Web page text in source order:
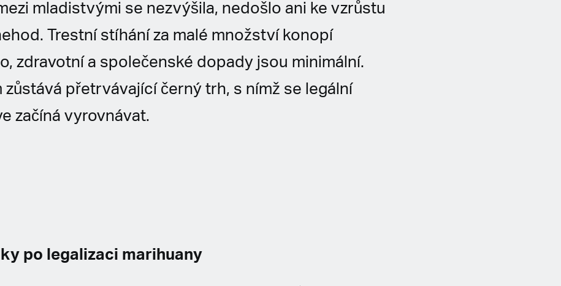
mladistvými se nezvýšila, nedošlo ani ke vzrůstu
Trestní stíhání za malé množství konopí
zdravotní a společenské dopady jsou minimální.
zůstává přetrvávající černý trh, s nímž se legální
začíná vyrovnávat.
po legalizaci marihuany